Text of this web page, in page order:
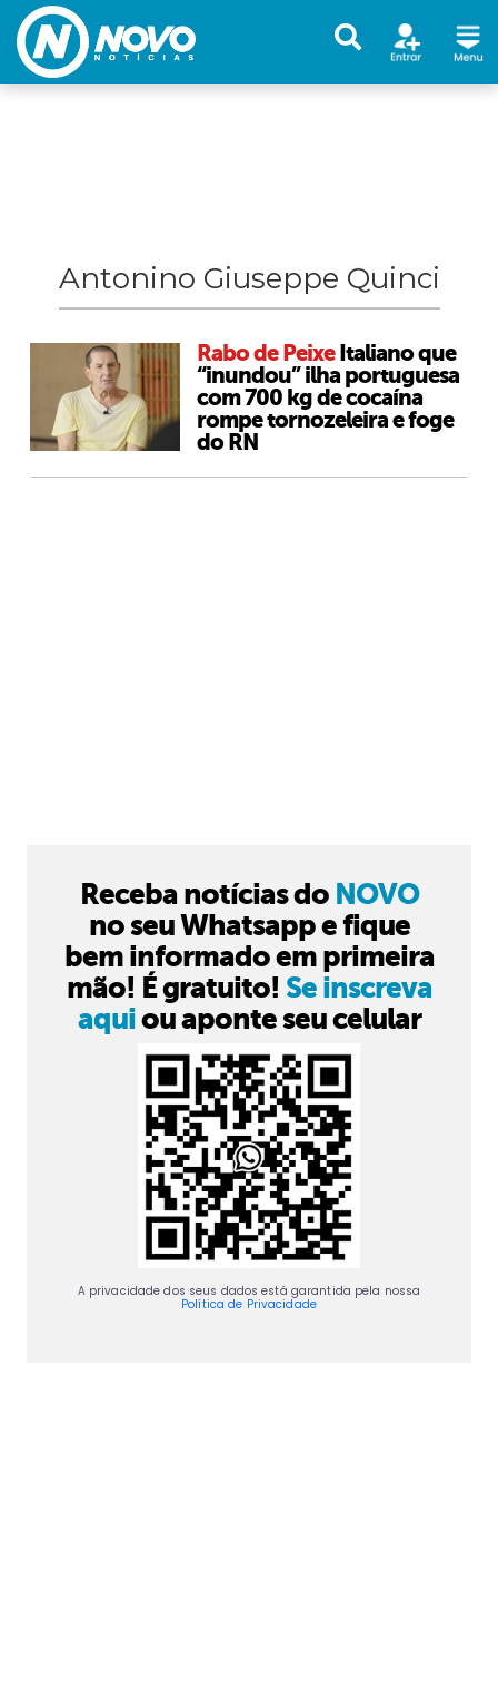
Antonino Giuseppe Quinci
Rabo de Peixe Italiano que
“inundou” ilha portuguesa
com 700 kg de cocaína
rompe tornozeleira e foge
do RN
Receba notícias do NOVO
no seu Whatsapp e fique
bem informado em primeira
mão! É gratuito! Se inscreva
aquiou aponte seu celular
A privacidade dos seus dados está garantida pela nossa
Política de Privacidade